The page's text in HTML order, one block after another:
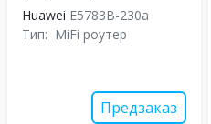
Huawei E5783B-230a
Тип: MiFi роутер
Предзаказ